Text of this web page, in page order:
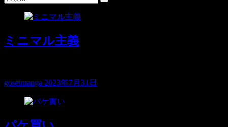
ミニマル主義
goseimanga 2023年7月31日